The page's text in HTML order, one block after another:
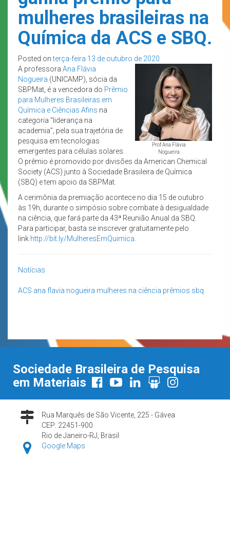
mulheres brasileiras na
Química da ACS e SBQ.
Posted onterça-feira 13 de outubro de 2020
Prof Ana Flávia
Nogueira
A professora Ana Flávia
Nogueira (UNICAMP), sócia da
SBPMat, é a vencedora do Prêmio
para Mulheres Brasileiras em
Química e Ciências Afins na
categoria “liderança na
academia”, pela sua trajetória de
pesquisa em tecnologias
emergentes para células solares.
O prêmio é promovido por divisões da American Chemical
Society (ACS) junto à Sociedade Brasileira de Química
(SBQ) e tem apoio da SBPMat.
A cerimônia da premiação acontece no dia 15 de outubro
às 19h, durante o simpósio sobre combate à desigualdade
na ciência, que fará parte da 43ª Reunião Anual da SBQ.
Para participar, basta se inscrever gratuitamente pelo
link http://bit.ly/MulheresEmQuimica
Notícias
ACS ana flavia nogueira mulheres na ciência prêmios sbq
Sociedade Brasileira de Pesquisa
em Materiais
Rua Marquês de São Vicente, 225 - Gávea
CEP: 22451-900
Rio de Janeiro-RJ, Brasil
Google Maps